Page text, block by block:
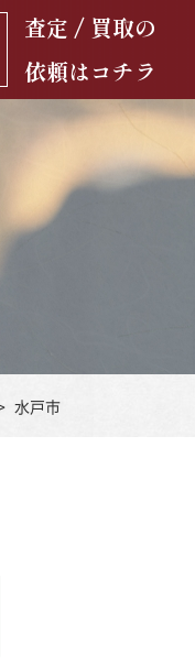
査定 / 買取の
依頼はコチラ
水戸市